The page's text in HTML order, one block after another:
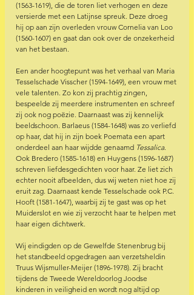
(1563-1619), die de toren liet verhogen en deze
versierde met een Latijnse spreuk. Deze droeg
hij op aan zijn overleden vrouw Cornelia van Loo
(1560-1607) en gaat dan ook over de onzekerheid
van het bestaan.
Een ander hoogtepunt was het verhaal van Maria
Tesselschade Visscher (1594-1649), een vrouw met
vele talenten. Zo kon zij prachtig zingen,
bespeelde zij meerdere instrumenten en schreef
zij ook nog poëzie. Daarnaast was zij kennelijk
beeldschoon. Barlaeus (1584-1648) was zo verliefd
op haar, dat hij in zijn boek Poemata een apart
onderdeel aan haar wijdde genaamd Tessalica.
Ook Bredero (1585-1618) en Huygens (1596-1687)
schreven liefdesgedichten voor haar. Ze liet zich
echter nooit afbeelden, dus wij weten niet hoe zij
eruit zag. Daarnaast kende Tesselschade ook P.C.
Hooft (1581-1647), waarbij zij te gast was op het
Muiderslot en wie zij verzocht haar te helpen met
haar eigen dichtwerk.
Wij eindigden op de Gewelfde Stenenbrug bij
het standbeeld opgedragen aan verzetsheldin
Truus Wijsmuller-Meijer (1896-1978). Zij bracht
tijdens de Tweede Wereldoorlog Joodse
kinderen in veiligheid en wordt nog altijd op